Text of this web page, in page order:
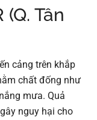
(Q. Tân
cảng trên khắp
chất đống như
mưa. Quả
nguy hại cho